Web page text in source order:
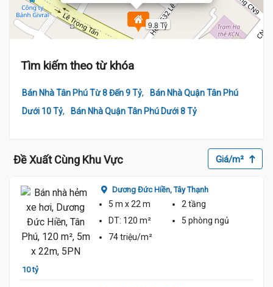
9.8 Tỷ
Tìm kiếm theo từ khóa
Bán Nhà Tân Phú Từ 8 Đến 9 Tỷ,
Bán Nhà Quận Tân Phú
Dưới 10 Tỷ, Bán Nhà Quận Tân Phú Dưới 8 Tỷ
Đề Xuất Cùng Khu Vực Giá/m²
10 tỷ
Dương Đức Hiền,Tây Thạnh
5 m x 22 m
2 tầng
DT: 120 m² 5 phòng ngủ
74 triệu/m²